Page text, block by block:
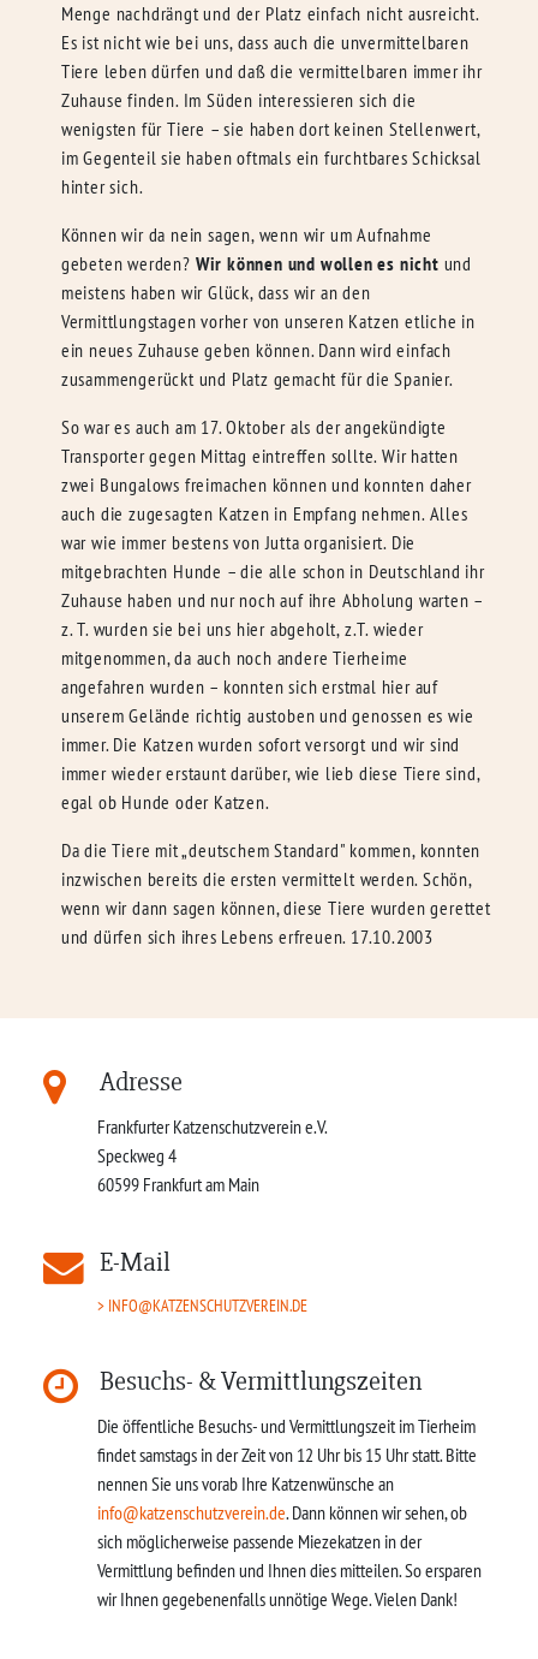
Menge nachdrängt und der Platz einfach nicht ausreicht.
Es ist nicht wie bei uns, dass auch die unvermittelbaren
Tiere leben dürfen und daß die vermittelbaren immer ihr
Zuhause finden. Im Süden interessieren sich die
wenigsten für Tiere – sie haben dort keinen Stellenwert,
im Gegenteil sie haben oftmals ein furchtbares Schicksal
hinter sich.
Können wir da nein sagen, wenn wir um Aufnahme
gebeten werden? Wir können und wollen es nicht und
meistens haben wir Glück, dass wir an den
Vermittlungstagen vorher von unseren Katzen etliche in
ein neues Zuhause geben können. Dann wird einfach
zusammengerückt und Platz gemacht für die Spanier.
So war es auch am 17. Oktober als der angekündigte
Transporter gegen Mittag eintreffen sollte. Wir hatten
zwei Bungalows freimachen können und konnten daher
auch die zugesagten Katzen in Empfang nehmen. Alles
war wie immer bestens von Jutta organisiert. Die
mitgebrachten Hunde – die alle schon in Deutschland ihr
Zuhause haben und nur noch auf ihre Abholung warten –
z. T. wurden sie bei uns hier abgeholt, z.T. wieder
mitgenommen, da auch noch andere Tierheime
angefahren wurden – konnten sich erstmal hier auf
unserem Gelände richtig austoben und genossen es wie
immer. Die Katzen wurden sofort versorgt und wir sind
immer wieder erstaunt darüber, wie lieb diese Tiere sind,
egal ob Hunde oder Katzen.
Da die Tiere mit „deutschem Standard" kommen, konnten
inzwischen bereits die ersten vermittelt werden. Schön,
wenn wir dann sagen können, diese Tiere wurden gerettet
und dürfen sich ihres Lebens erfreuen. 17.10.2003
Adresse
Frankfurter Katzenschutzverein e.V.
Speckweg 4
60599 Frankfurt am Main
E-Mail
INFO@KATZENSCHUTZVEREIN.DE
Besuchs- & Vermittlungszeiten
Die öffentliche Besuchs- und Vermittlungszeit im Tierheim
findet samstags in der Zeit von 12 Uhr bis 15 Uhr statt. Bitte
nennen Sie uns vorab Ihre Katzenwünsche an
info@katzenschutzverein.de. Dann können wir sehen, ob
sich möglicherweise passende Miezekatzen in der
Vermittlung befinden und Ihnen dies mitteilen. So ersparen
wir Ihnen gegebenenfalls unnötige Wege. Vielen Dank!